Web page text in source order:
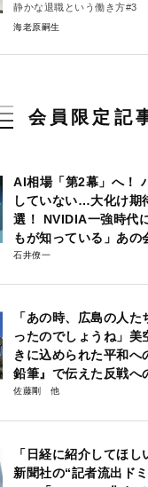
静かな退職という働き方#3
海老原嗣生
会員限定記
AI相場「第2幕」へ！
していない…大化け期
選！ NVIDIA一強時代
もが知っている」あの
石井僚一
「あの時、広島の人
ったのでしょうね」美
きに込められた平和
鉛筆』で伝えた反戦へ
佐藤剛
「日経に紹介してほ
新聞社の“記者流出ド